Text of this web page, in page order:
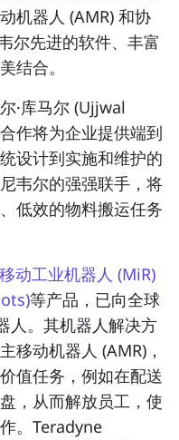
机器人 (AMR) 和协
尔先进的软件、丰富
结合。
·库马尔 (Ujjwal
作将为企业提供端到
设计到实施和维护的
韦尔的强强联手，将
低效的物料搬运任务
移动工业机器人 (MiR)
等产品，已向全球
人。其机器人解决方
移动机器人 (AMR)，
值任务，例如在配送
，从而解放员工，使
。Teradyne